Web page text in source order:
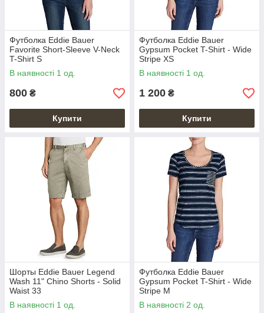
Футболка Eddie Bauer
Favorite Short-Sleeve V-Neck
T-Shirt S
В наявності 1 од.
800 ₴
Купити
Футболка Eddie Bauer
Gypsum Pocket T-Shirt - Wide
Stripe XS
В наявності 1 од.
1 200 ₴
Купити
Шорты Eddie Bauer Legend
Wash 11" Chino Shorts - Solid
Waist 33
В наявності 1 од.
Футболка Eddie Bauer
Gypsum Pocket T-Shirt - Wide
Stripe M
В наявності 2 од.